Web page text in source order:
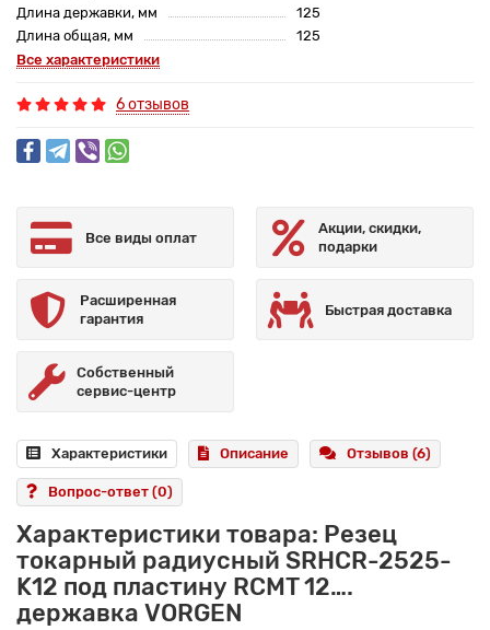
Длина державки, мм
125
Длина общая, мм
125
Все характеристики
6 отзывов
Все виды оплат
Акции, скидки,
подарки
Расширенная
гарантия
Быстрая доставка
Собственный
сервис-центр
Характеристики Описание Отзывов (6)
Вопрос-ответ (0)
Характеристики товара: Резец
токарный радиусный SRHCR-2525-
K12 под пластину RCMT 12….
державка VORGEN